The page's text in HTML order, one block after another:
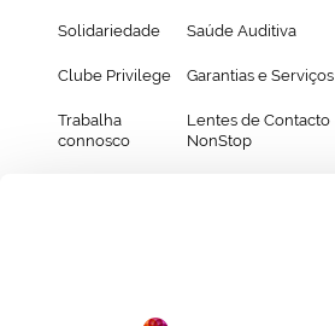
Solidariedade
Clube Privilege
Trabalha
connosco
Saúde Auditiva
Garantias e Serviços
Lentes de Contacto
NonStop